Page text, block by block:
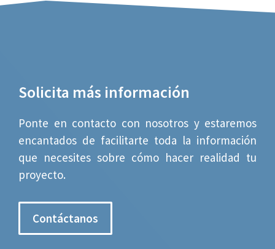
Solicita más información
Ponte en contacto con nosotros y estaremos
encantados de facilitarte toda la información
que necesites sobre cómo hacer realidad tu
proyecto.
Contáctanos